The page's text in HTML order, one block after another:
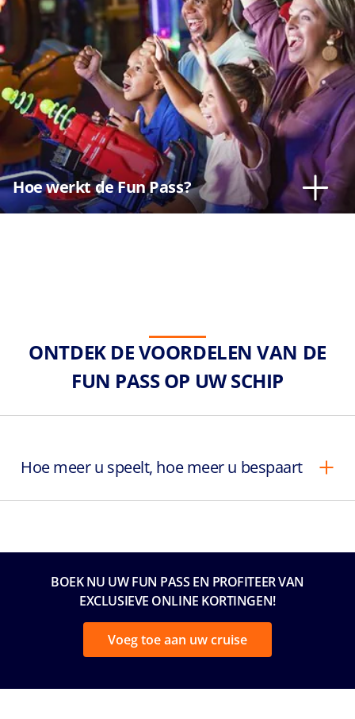
Hoe werkt de Fun Pass?
ONTDEK DE VOORDELEN VAN DE
FUN PASS OP UW SCHIP
Hoe meer u speelt, hoe meer u bespaart
BOEK NU UW FUN PASS EN PROFITEER VAN
EXCLUSIEVE ONLINE KORTINGEN!
Voeg toe aan uw cruise